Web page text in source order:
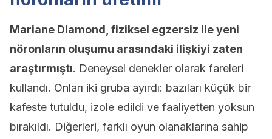
Mariane Diamond, fiziksel egzersiz ile yeni
nöronların oluşumu arasındaki ilişkiyi zaten
araştırmıştı. Deneysel denekler olarak fareleri
kullandı. Onları iki gruba ayırdı: bazıları küçük bir
kafeste tutuldu, izole edildi ve faaliyetten yoksun
bırakıldı. Diğerleri, farklı oyun olanaklarına sahip